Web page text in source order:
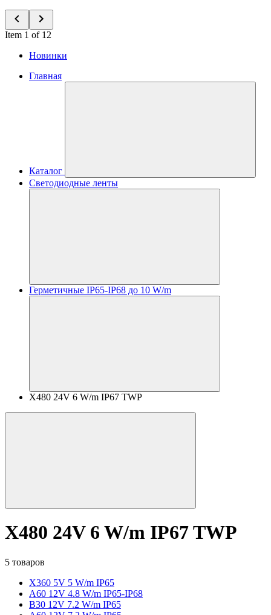
Item 1 of 12
Новинки
Главная
Каталог
Светодиодные ленты
Герметичные IP65-IP68 до 10 W/m
X480 24V 6 W/m IP67 TWP
X480 24V 6 W/m IP67 TWP
5 товаров
X360 5V 5 W/m IP65
A60 12V 4.8 W/m IP65-IP68
B30 12V 7.2 W/m IP65